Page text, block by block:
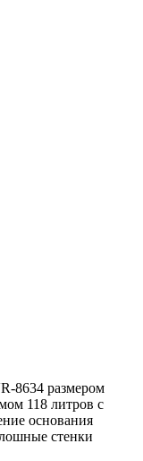
8634 размером
118 литров с
основания
стенки